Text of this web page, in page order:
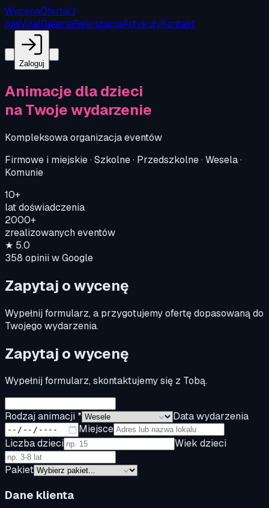
WycenaOfertaO
nasViralGaleriaRekrutacjaArtykułyKontakt
Zaloguj
Animacje dla dzieci
na Twoje wydarzenie
Kompleksowa organizacja eventów
Firmowe i miejskie · Szkolne · Przedszkolne · Wesela ·
Komunie
10+
lat doświadczenia
2000+
zrealizowanych eventów
★ 5.0
358 opinii w Google
Zapytaj o wycenę
Wypełnij formularz, a przygotujemy ofertę dopasowaną do
Twojego wydarzenia.
Zapytaj o wycenę
Wypełnij formularz, skontaktujemy się z Tobą.
Rodzaj animacji *
Data wydarzenia
Miejsce
Liczba dzieci
Wiek dzieci
Pakiet
Dane klienta